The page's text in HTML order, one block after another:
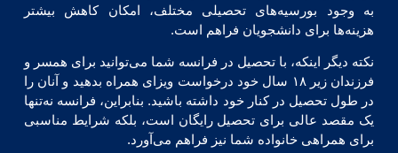
به وجود بورسیه‌های تحصیلی مختلف، امکان کاهش بیشتر
هزینه‌ها برای دانشجویان فراهم است.
نکته دیگر اینکه، با تحصیل در فرانسه شما می‌توانید برای همسر و
فرزندان زیر ۱۸ سال خود درخواست ویزای همراه بدهید و آنان را
در طول تحصیل در کنار خود داشته باشید. بنابراین، فرانسه نه‌تنها
یک مقصد عالی برای تحصیل رایگان است، بلکه شرایط مناسبی
برای همراهی خانواده شما نیز فراهم می‌آورد.